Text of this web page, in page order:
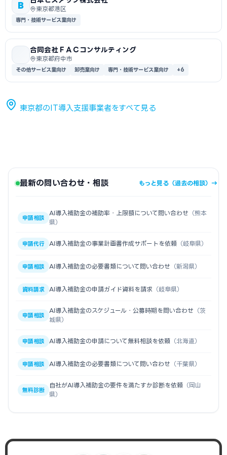
B 東京都港区
専門・技術サービス業向け
合同会社ＦＡＣコンサルティング
東京都府中市
その他サービス業向け 卸売業向け 専門・技術サービス業向け +6
東京都のIT導入支援事業者をすべて見る
最新の問い合わせ・相談 もっと見る（過去の相談）→
申請相談
AI導入補助金の補助率・上限額について問い合わせ （熊本
県）
申請代行 AI導入補助金の事業計画書作成サポートを依頼 （岐阜県）
申請相談 AI導入補助金の必要書類について問い合わせ （新潟県）
資料請求 AI導入補助金の申請ガイド資料を請求 （岐阜県）
申請相談
AI導入補助金のスケジュール・公募時期を問い合わせ （茨
城県）
申請相談 AI導入補助金の申請について無料相談を依頼 （北海道）
申請相談 AI導入補助金の必要書類について問い合わせ （千葉県）
無料診断
自社がAI導入補助金の要件を満たすか診断を依頼 （岡山
県）